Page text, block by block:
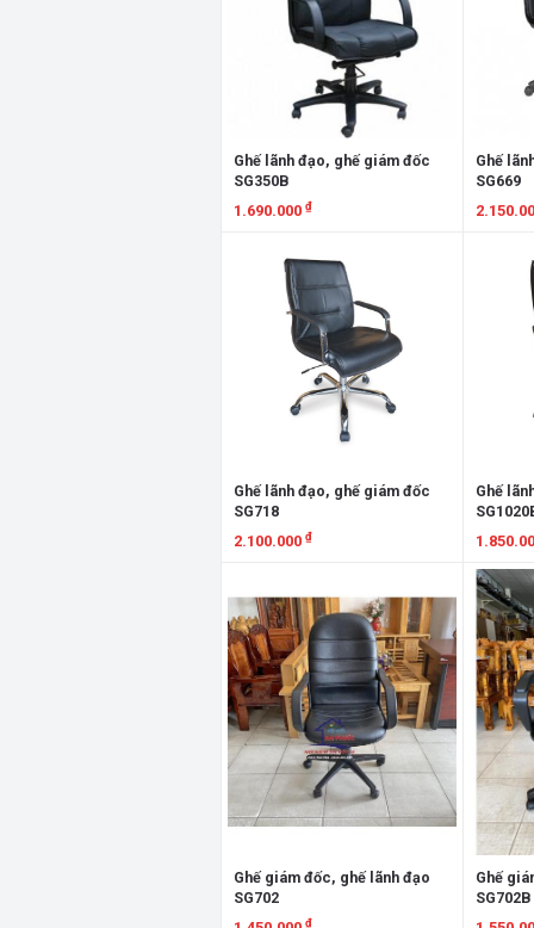
Ghế lãnh đạo, ghế giám đốc
SG350B
1.690.000 ₫
Ghế
SG669
Ghế lãnh đạo, ghế giám đốc
SG718
2.100.000 ₫
Ghế
Xem
Ghế giám đốc, ghế lãnh đạo
SG702
₫
Ghế